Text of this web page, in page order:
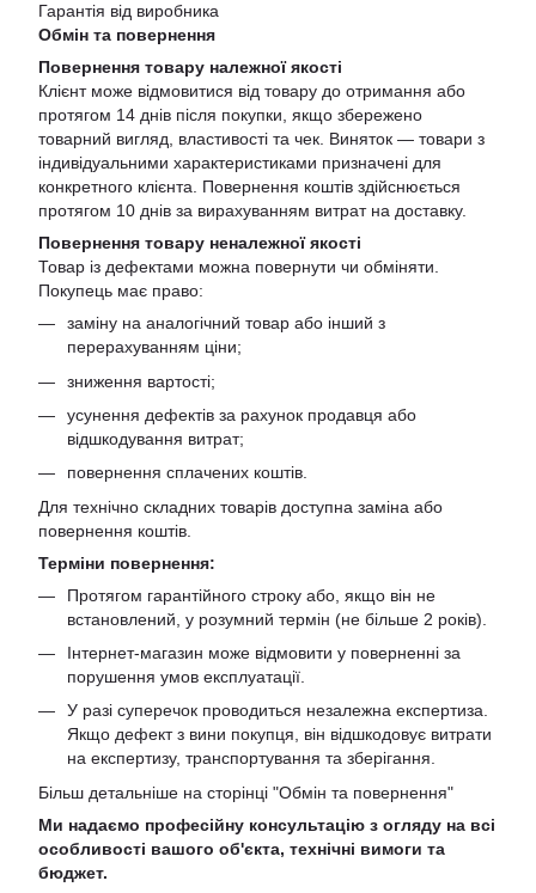
Гарантія від виробника
Обмін та повернення
Повернення товару належної якості
Клієнт може відмовитися від товару до отримання або
протягом 14 днів після покупки, якщо збережено
товарний вигляд, властивості та чек. Виняток — товари з
індивідуальними характеристиками призначені для
конкретного клієнта. Повернення коштів здійснюється
протягом 10 днів за вирахуванням витрат на доставку.
Повернення товару неналежної якості
Товар із дефектами можна повернути чи обміняти.
Покупець має право:
заміну на аналогічний товар або інший з
перерахуванням ціни;
зниження вартості;
усунення дефектів за рахунок продавця або
відшкодування витрат;
повернення сплачених коштів.
Для технічно складних товарів доступна заміна або
повернення коштів.
Терміни повернення:
Протягом гарантійного строку або, якщо він не
встановлений, у розумний термін (не більше 2 років).
Інтернет-магазин може відмовити у поверненні за
порушення умов експлуатації.
У разі суперечок проводиться незалежна експертиза.
Якщо дефект з вини покупця, він відшкодовує витрати
на експертизу, транспортування та зберігання.
Більш детальніше на сторінці "Обмін та повернення"
Ми надаємо професійну консультацію з огляду на всі
особливості вашого об'єкта, технічні вимоги та
бюджет.